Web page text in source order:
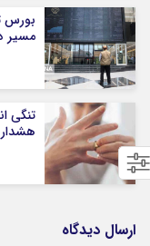
بورس
مسیر
تنگی
ارسال دیدگاه